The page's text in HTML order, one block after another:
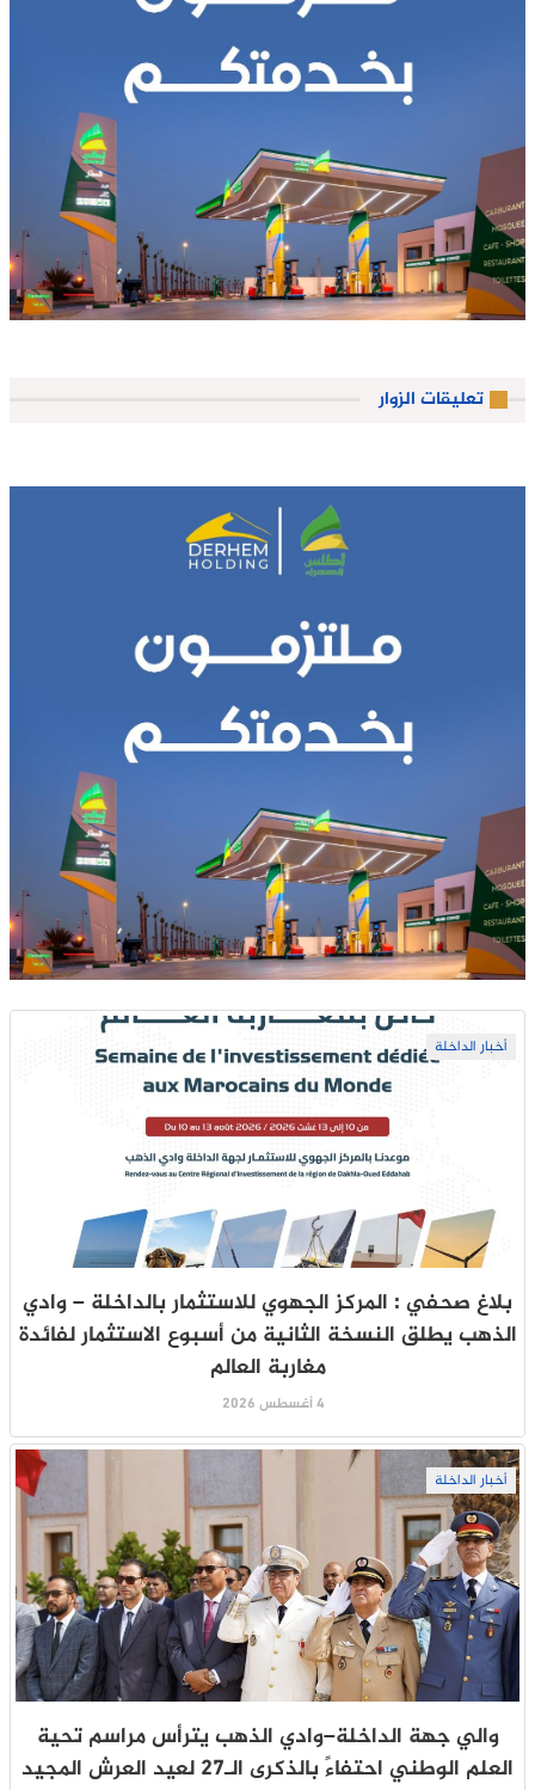
تعليقات الزوار
أخبار الداخلة
بلاغ صحفي : المركز الجهوي للاستثمار بالداخلة – وادي
الذهب يطلق النسخة الثانية من أسبوع الاستثمار لفائدة
مغاربة العالم
4 أغسطس 2026
أخبار الداخلة
والي جهة الداخلة–وادي الذهب يترأس مراسم تحية
العلم الوطني احتفاءً بالذكرى الـ27 لعيد العرش المجيد